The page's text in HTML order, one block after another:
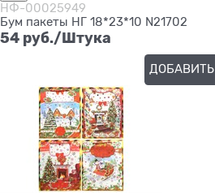
НФ-00025949
Бум пакеты НГ 18*23*10 N21702
54 руб./Штука
ДОБАВИТЬ